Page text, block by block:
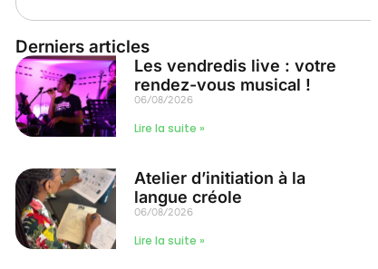
Derniers articles
Les vendredis live : votre
rendez-vous musical !
06/08/2026
Lire la suite »
Atelier d’initiation à la
langue créole
06/08/2026
Lire la suite »